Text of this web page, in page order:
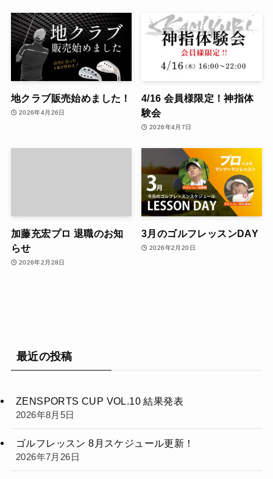
地クラブ販売始めました！
2026年4月26日
4/16 会員様限定！神指体
験会
2026年4月7日
加藤充宏プロ 退職のお知
らせ
2026年2月28日
3月のゴルフレッスンDAY
2026年2月20日
最近の投稿
ZENSPORTS CUP VOL.10 結果発表
2026年8月5日
ゴルフレッスン 8月スケジュール更新！
2026年7月26日